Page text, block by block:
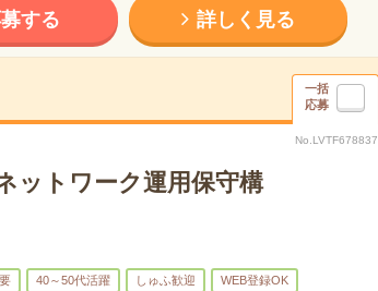
する 詳しく見る
一括
応募
No.LVTF678837
ットワーク運用保守構
40～50代活躍 しゅふ歓迎 WEB登録OK